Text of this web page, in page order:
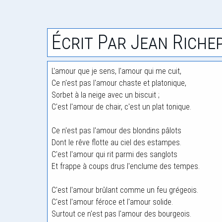
Écrit Par Jean
L'amour que je sens, l'amour qui me cuit,
Ce n'est pas l'amour chaste et platonique,
Sorbet à la neige avec un biscuit ;
C'est l'amour de chair, c'est un plat tonique.
Ce n'est pas l'amour des blondins pâlots
Dont le rêve flotte au ciel des estampes.
C'est l'amour qui rit parmi des sanglots
Et frappe à coups drus l'enclume des tempes.
C'est l'amour brûlant comme un feu grégeois.
C'est l'amour féroce et l'amour solide.
Surtout ce n'est pas l'amour des bourgeois.